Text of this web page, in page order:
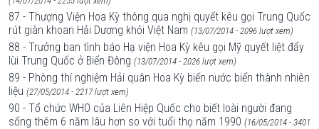
87 - Thượng Viện Hoa Kỳ thông qua nghị quyết kêu gọi Trung Quốc
rút giàn khoan Hải Dương khỏi Việt Nam (13/07/2014 - 2096 lượt xem)
88 - Trưởng ban tình báo Hạ viện Hoa Kỳ kêu gọi Mỹ quyết liệt đẩy
lùi Trung Quốc ở Biển Đông (13/07/2014 - 2026 lượt xem)
89 - Phòng thí nghiệm Hải quân Hoa Kỳ biến nước biển thành nhiên
liệu (27/05/2014 - 2217 lượt xem)
90 - Tổ chức WHO của Liên Hiệp Quốc cho biết loài người đang
sống thêm 6 năm lâu hơn so với tuổi thọ năm 1990 (16/05/2014 - 3401